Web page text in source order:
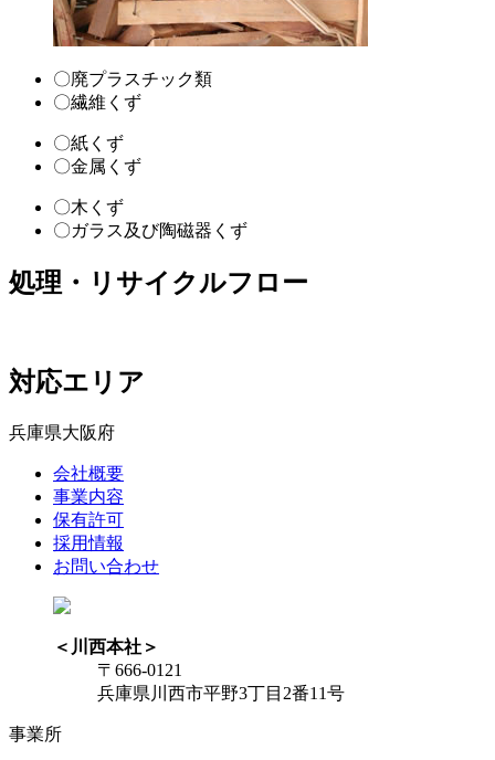
〇廃プラスチック類
〇繊維くず
〇紙くず
〇金属くず
〇木くず
〇ガラス及び陶磁器くず
処理・リサイクルフロー
対応エリア
兵庫県大阪府
会社概要
事業内容
保有許可
採用情報
お問い合わせ
＜川西本社＞
〒666-0121
兵庫県川西市平野3丁目2番11号
事業所